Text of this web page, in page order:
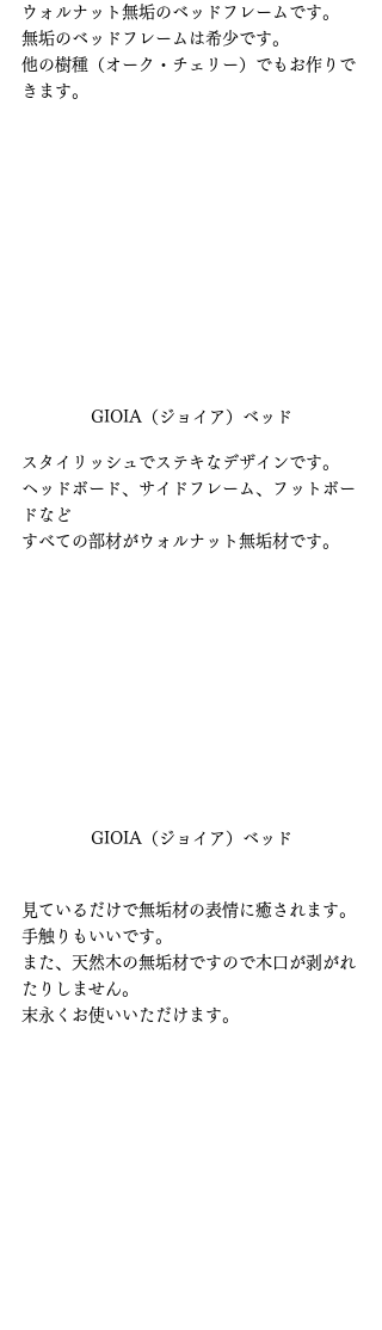
ウォルナット無垢のベッドフレームです。
無垢のベッドフレームは希少です。
他の樹種（オーク・チェリー）でもお作りで
きます。
GIOIA（ジョイア）ベッド
スタイリッシュでステキなデザインです。
ヘッドボード、サイドフレーム、フットボー
ドなど
すべての部材がウォルナット無垢材です。
GIOIA（ジョイア）ベッド
見ているだけで無垢材の表情に癒されます。
手触りもいいです。
また、天然木の無垢材ですので木口が剥がれ
たりしません。
末永くお使いいただけます。